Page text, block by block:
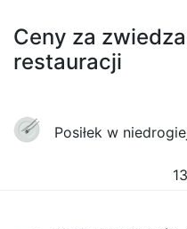
Ceny za
restauracji
Posiłek w